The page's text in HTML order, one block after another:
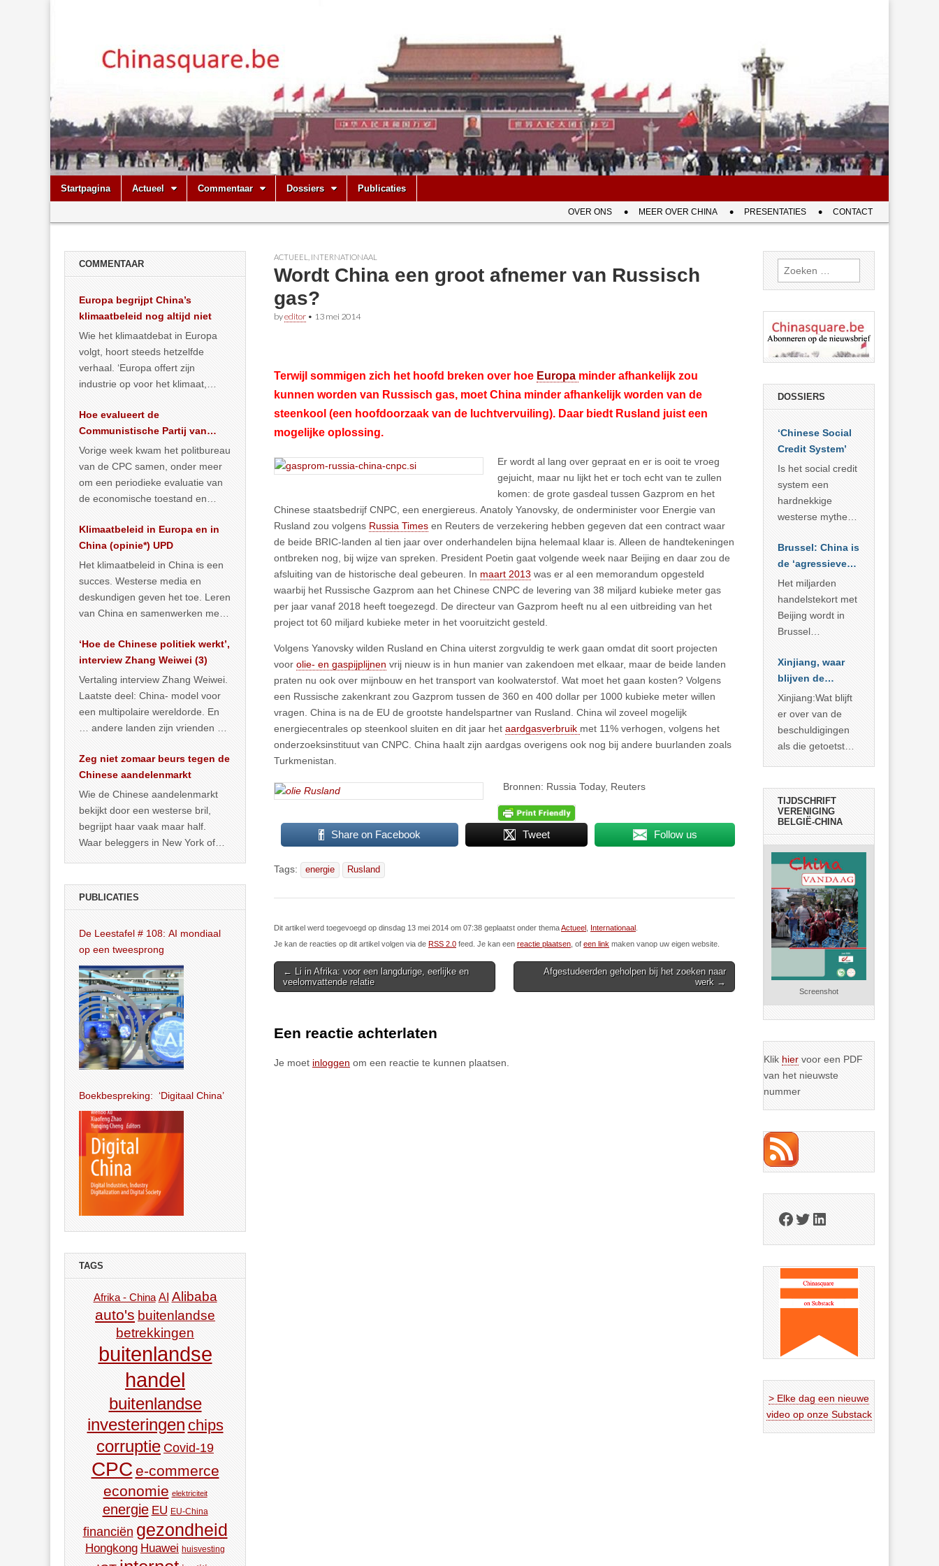
Chinasquare.be
Main
menu
Skip
Startpagina Actueel Commentaar Dossiers Publicaties
menu
OVER ONS MEER OVER CHINA PRESENTATIES CONTACT
ACTUEEL INTERNATIONAAL
Wordt China een groot afnemer van Russisch
gas?
byeditor • 13 mei 2014
Terwijl sommigen zich het hoofd breken over hoe Europa minder afhankelijk zou
kunnen worden van Russisch gas, moet China minder afhankelijk worden van de
steenkool (een hoofdoorzaak van de luchtvervuiling). Daar biedt Rusland juist een
mogelijke oplossing.
Er wordt al lang over gepraat en er is ooit te vroeg
gejuicht, maar nu lijkt het er toch echt van te zullen
komen: de grote gasdeal tussen Gazprom en het
Chinese staatsbedrijf CNPC, een energiereus. Anatoly Yanovsky, de onderminister voor Energie van
Rusland zou volgens Russia Times en Reuters de verzekering hebben gegeven dat een contract waar
de beide BRIC-landen al tien jaar over onderhandelen bijna helemaal klaar is. Alleen de handtekeningen
ontbreken nog, bij wijze van spreken. President Poetin gaat volgende week naar Beijing en daar zou de
afsluiting van de historische deal gebeuren. In maart 2013 was er al een memorandum opgesteld
waarbij het Russische Gazprom aan het Chinese CNPC de levering van 38 miljard kubieke meter gas
per jaar vanaf 2018 heeft toegezegd. De directeur van Gazprom heeft nu al een uitbreiding van het
project tot 60 miljard kubieke meter in het vooruitzicht gesteld.
Volgens Yanovsky wilden Rusland en China uiterst zorgvuldig te werk gaan omdat dit soort projecten
voor olie- en gaspijplijnen vrij nieuw is in hun manier van zakendoen met elkaar, maar de beide landen
praten nu ook over mijnbouw en het transport van koolwaterstof. Wat moet het gaan kosten? Volgens
een Russische zakenkrant zou Gazprom tussen de 360 en 400 dollar per 1000 kubieke meter willen
vragen. China is na de EU de grootste handelspartner van Rusland. China wil zoveel mogelijk
energiecentrales op steenkool sluiten en dit jaar het aardgasverbruik met 11% verhogen, volgens het
onderzoeksinstituut van CNPC. China haalt zijn aardgas overigens ook nog bij andere buurlanden zoals
Turkmenistan.
Bronnen: Russia Today, Reuters
Share on Facebook Tweet Follow us
Tags: energie Rusland
Dit artikel werd toegevoegd op dinsdag 13 mei 2014 om 07:38 geplaatst onder themaActueel Internationaal
Je kan de reacties op dit artikel volgen via de RSS 2.0 feed. Je kan een reactie plaatsen , of een link maken vanop uw eigen website.
Post
navigation
← Li in Afrika: voor een langdurige, eerlijke en
veelomvattende relatie
Afgestudeerden geholpen bij het zoeken naar
werk →
Een reactie achterlaten
Je moet inloggen om een reactie te kunnen plaatsen.
COMMENTAAR
Europa begrijpt China’s
klimaatbeleid nog altijd niet
Wie het klimaatdebat in Europa
volgt, hoort steeds hetzelfde
verhaal. ‘Europa offert zijn
industrie op voor het klimaat,
vergroening… >> lees meer
Hoe evalueert de
Communistische Partij van
China de economische
toestand?
Vorige week kwam het politbureau
van de CPC samen, onder meer
om een periodieke evaluatie van
de economische toestand en
publiceerden… >> lees meer
Klimaatbeleid in Europa en in
China (opinie*) UPD
Het klimaatbeleid in China is een
succes. Westerse media en
deskundigen geven het toe. Leren
van China en samenwerken met
… >> lees meer
‘Hoe de Chinese politiek werkt’,
interview Zhang Weiwei (3)
Vertaling interview Zhang Weiwei.
Laatste deel: China- model voor
een multipolaire wereldorde. En
… andere landen zijn vrienden of
Zeg niet zomaar beurs tegen de
Chinese aandelenmarkt
Wie de Chinese aandelenmarkt
bekijkt door een westerse bril,
begrijpt haar vaak maar half.
Waar beleggers in New York of
PUBLICATIES
De Leestafel # 108: AI mondiaal
op een tweesprong
Boekbespreking: ‘Digitaal China’
TAGS
Afrika - China AI Alibaba
auto's buitenlandse
betrekkingen
buitenlandse
handel
buitenlandse
investeringen chips
corruptie Covid-19
CPC e-commerce
economie elektriciteit
energie EU EU-China
financiën gezondheid
Hongkong Huawei huisvesting
Zoeken
naar:
DOSSIERS
‘Chinese Social
Credit System’
Is het social credit
system een
hardnekkige
westerse mythe of
realiteit in China?
Brussel: China is
de ‘agressieve
schuldige’
Het miljarden
handelstekort met
Beijing wordt in
Brussel
bewijs van
economische
agressie. In
werkelijkheid
verhult die
spectaculaire
achterstand die
… >> lees meer
Xinjiang, waar
blijven de
bewijzen?
Xinjiang:Wat blijft
er over van de
beschuldigingen
als die getoetst
TIJDSCHRIFT
VERENIGING
BELGIË-CHINA
Screenshot
Klik hier voor een PDF
van het nieuwste
nummer
Facebook
Twitter
LinkedIn
> Elke dag een nieuwe
video op onze Substack